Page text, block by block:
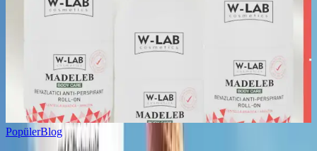
PopülerBlog